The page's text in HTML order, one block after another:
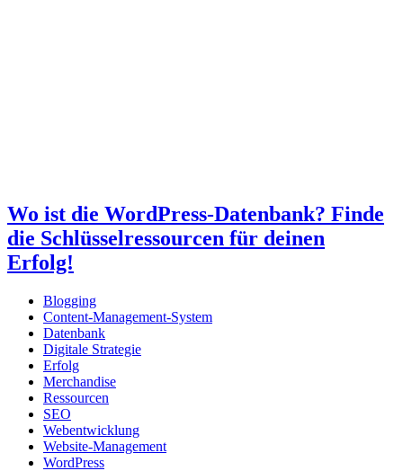
Wo ist die WordPress-Datenbank? Finde
die Schlüsselressourcen für deinen
Erfolg!
Blogging
Content-Management-System
Datenbank
Digitale Strategie
Erfolg
Merchandise
Ressourcen
SEO
Webentwicklung
Website-Management
WordPress